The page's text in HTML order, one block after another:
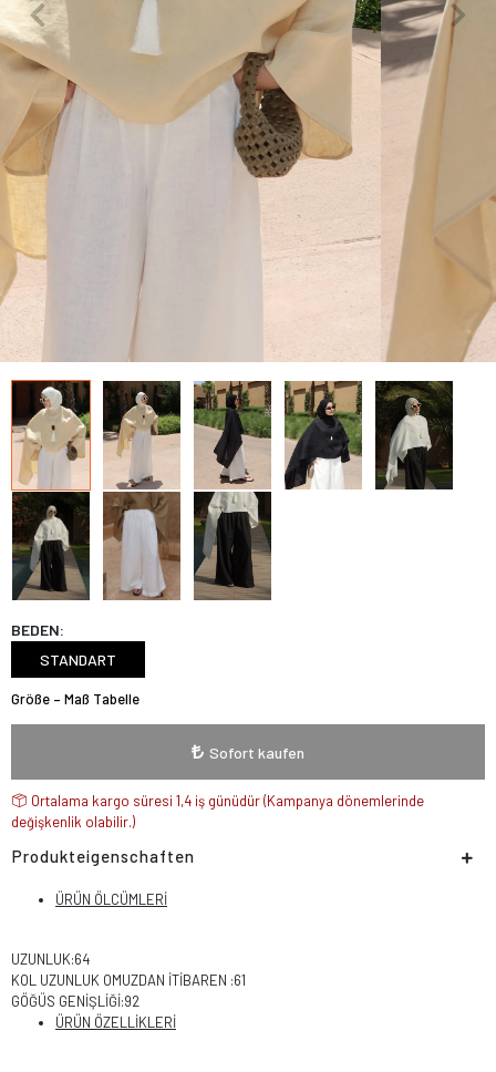
BEDEN:
STANDART
Größe – Maß Tabelle
Sofort kaufen
Ortalama kargo süresi 1,4 iş günüdür (Kampanya dönemlerinde
değişkenlik olabilir.)
Produkteigenschaften
ÜRÜN ÖLCÜMLERİ
UZUNLUK:64
KOL UZUNLUK OMUZDAN İTİBAREN :61
GÖĞÜS GENİŞLİĞİ:92
ÜRÜN ÖZELLİKLERİ